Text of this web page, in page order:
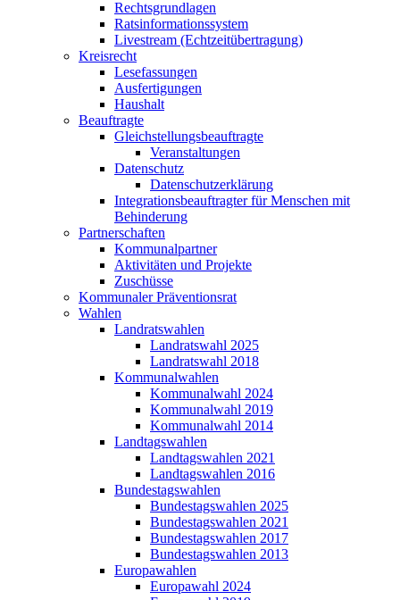
Rechtsgrundlagen
Ratsinformationssystem
Livestream (Echtzeitübertragung)
Kreisrecht
Lesefassungen
Ausfertigungen
Haushalt
Beauftragte
Gleichstellungsbeauftragte
Veranstaltungen
Datenschutz
Datenschutzerklärung
Integrationsbeauftragter für Menschen mit
Behinderung
Partnerschaften
Kommunalpartner
Aktivitäten und Projekte
Zuschüsse
Kommunaler Präventionsrat
Wahlen
Landratswahlen
Landratswahl 2025
Landratswahl 2018
Kommunalwahlen
Kommunalwahl 2024
Kommunalwahl 2019
Kommunalwahl 2014
Landtagswahlen
Landtagswahlen 2021
Landtagswahlen 2016
Bundestagswahlen
Bundestagswahlen 2025
Bundestagswahlen 2021
Bundestagswahlen 2017
Bundestagswahlen 2013
Europawahlen
Europawahl 2024